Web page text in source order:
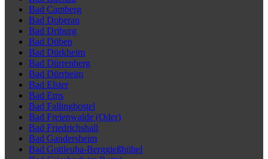
Bad Camberg
Bad Doberan
Bad Driburg
Bad Düben
Bad Dürkheim
Bad Dürrenberg
Bad Dürrheim
Bad Elster
Bad Ems
Bad Fallingbostel
Bad Freienwalde (Oder)
Bad Friedrichshall
Bad Gandersheim
Bad Gottleuba-Berggießhübel